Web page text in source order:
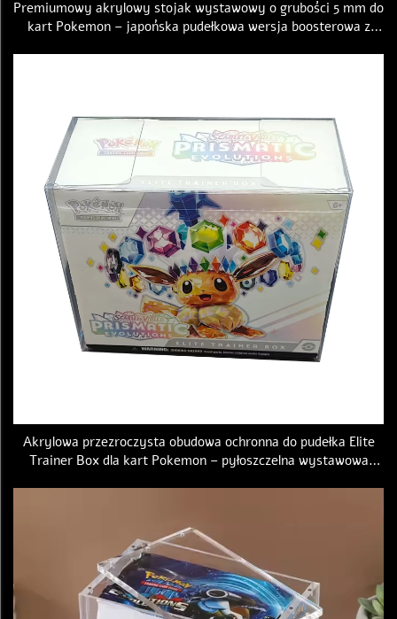
Premiumowy akrylowy stojak wystawowy o grubości 5 mm do
kart Pokemon – japońska pudełkowa wersja boosterowa z
Akrylowa przezroczysta obudowa ochronna do pudełka Elite
Trainer Box dla kart Pokemon – pyłoszczelna wystawowa